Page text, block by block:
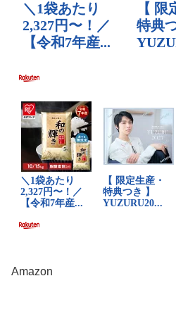
Amazon